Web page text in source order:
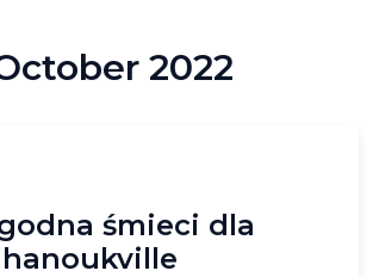
2022
śmieci dla